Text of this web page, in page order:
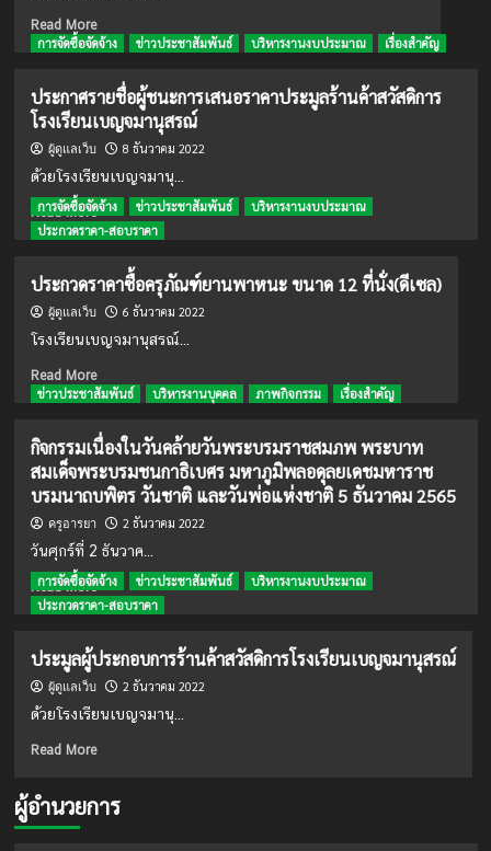
12
ที่
(ดีเซล)
ธันวาคม
2565
Read MoreRead
more
งาน
พิธี
พระราชทาน
คุณ
แม่
บุญนาค
การจัดซื้อจัดจ้าง ข่าวประชาสัมพันธ์ บริหารงานงบประมาณ เรื่องสำคัญ
ประกาศรายชื่อผู้ชนะการเสนอราคาประมูลร้านค้าสวัสดิการ
โรงเรียนเบญจมานุสรณ์
ผู้ดูแลเว็บ 8 ธันวาคม 2022
ด้วยโรงเรียนเบญจมานุ...
Read MoreRead
more
ประกาศ
ราย
ชื่อ
ผู้
การ
เสนอ
ประมูล
ร้าน
ค้า
สวัสดิการ
โรงเรียน
เบญจ
นุ
สรณ์
การจัดซื้อจัดจ้าง ข่าวประชาสัมพันธ์
บริหารงานงบประมาณ
ประกวดราคา-สอบราคา
ประกวดราคาซื้อครุภัณฑ์ยานพาหนะ ขนาด 12 ที่นั่ง(ดีเซล)
ผู้ดูแลเว็บ 6 ธันวาคม 2022
โรงเรียนเบญจมานุสรณ์...
Read MoreRead
more
ประกวด
ราคา
ซื้อ
ครุภัณฑ์
ยาน
ขนาด
12
ที่
ข่าวประชาสัมพันธ์ บริหารงานบุคคล ภาพกิจกรรม เรื่องสำคัญ
กิจกรรมเนื่องในวันคล้ายวันพระบรมราชสมภพ พระบาท
สมเด็จพระบรมชนกาธิเบศร มหาภูมิพลอดุลยเดชมหาราช
บรมนาถบพิตร วันชาติ และวันพ่อแห่งชาติ 5 ธันวาคม 2565
ครูอารยา 2 ธันวาคม 2022
วันศุกร์ที่ 2 ธันวาค...
Read MoreRead
more
เนื่อง
ใน
วัน
วันพระ
สมภพ
การจัดซื้อจัดจ้าง ข่าวประชาสัมพันธ์
บริหารงานงบประมาณ
ประกวดราคา-สอบราคา
ประมูลผู้ประกอบการร้านค้าสวัสดิการโรงเรียนเบญจมานุสรณ์
ผู้ดูแลเว็บ 2 ธันวาคม 2022
ด้วยโรงเรียนเบญจมานุ...
Read MoreRead
ประมูล
ผู้อำนวยการ